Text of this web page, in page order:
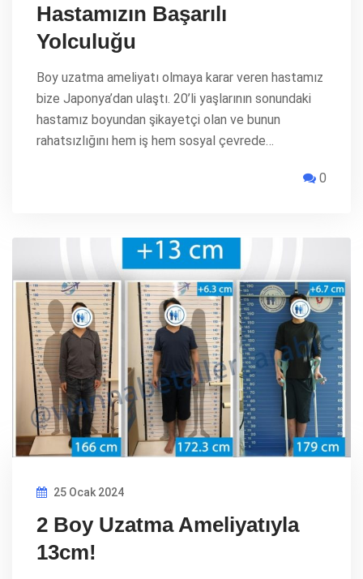
Hastamızın Başarılı
Yolculuğu
Boy uzatma ameliyatı olmaya karar veren hastamız
bize Japonya’dan ulaştı. 20’li yaşlarının sonundaki
hastamız boyundan şikayetçi olan ve bunun
rahatsızlığını hem iş hem sosyal çevrede…
0
25 Ocak 2024
2 Boy Uzatma Ameliyatıyla
13cm!